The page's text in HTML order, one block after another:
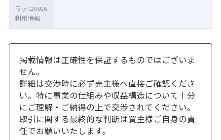
ラッコM&A
利用情報
掲載情報は正確性を保証するものではございま
せん。
詳細は交渉時に必ず売主様へ直接ご確認くださ
い。特に事業の仕組みや収益構造について十分
にご理解・ご納得の上で交渉されてください。
取引に関する最終的な判断は買主様ご自身の責
任でお願いいたします。